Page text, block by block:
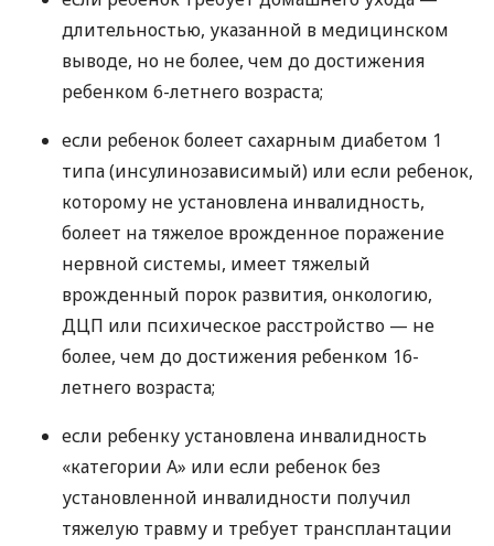
длительностью, указанной в медицинском
выводе, но не более, чем до достижения
ребенком 6-летнего возраста;
если ребенок болеет сахарным диабетом 1
типа (инсулинозависимый) или если ребенок,
которому не установлена инвалидность,
болеет на тяжелое врожденное поражение
нервной системы, имеет тяжелый
врожденный порок развития, онкологию,
ДЦП или психическое расстройство — не
более, чем до достижения ребенком 16-
летнего возраста;
если ребенку установлена инвалидность
«категории А» или если ребенок без
установленной инвалидности получил
тяжелую травму и требует трансплантации